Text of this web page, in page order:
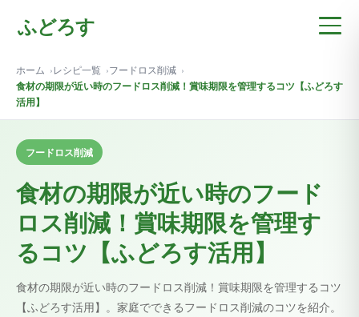
ふどろす
ホーム レシピ一覧 フードロス削減
食材の期限が近い時のフードロス削減！賞味期限を管理するコツ【ふどろす
活用】
フードロス削減
食材の期限が近い時のフード
ロス削減！賞味期限を管理す
るコツ【ふどろす活用】
食材の期限が近い時のフードロス削減！賞味期限を管理するコツ
【ふどろす活用】。家庭でできるフードロス削減のコツを紹介。